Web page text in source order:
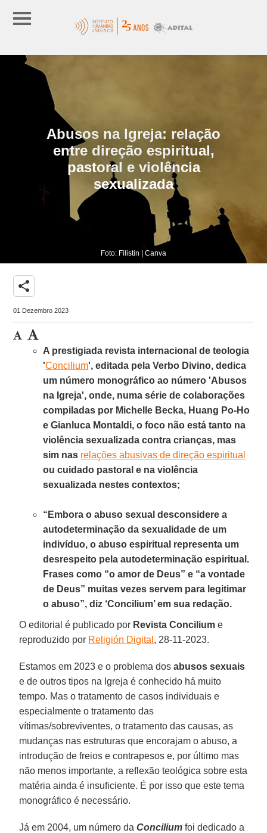
Abusos na Igreja: relação
entre direção espiritual,
pastoral e violência
sexualizada
Foto: Filistin | Canva
share
01 Dezembro 2023
A prestigiada revista internacional de teologia
'Concilium', editada pela Verbo Divino, dedica
um número monográfico ao número 'Abusos
na Igreja', onde, numa série de colaborações
compiladas por Michelle Becka, Huang Po-Ho
e Gianluca Montaldi, o foco não está tanto na
violência sexualizada contra crianças, mas
sim nas relações abusivas de direção espiritual
ou cuidado pastoral e na violência
sexualizada nestes contextos;
“Embora o abuso sexual desconsidere a
autodeterminação da sexualidade de um
indivíduo, o abuso espiritual representa um
desrespeito pela autodeterminação espiritual.
Frases como “o amor de Deus” e “a vontade
de Deus” muitas vezes servem para legitimar
o abuso”, diz ‘Concilium’ em sua redação.
O editorial é publicado por Revista Concilium e
reproduzido por Religión Digital , 28-11-2023.
Estamos em 2023 e o problema dosabusos sexuais
e de outros tipos na Igreja é conhecido há muito
tempo. Mas o tratamento de casos individuais e
especialmente o tratamento das
vítimas/sobreviventes, o tratamento das causas, as
mudanças nas estruturas que encorajam o abuso, a
introdução de freios e contrapesos e, por último mas
não menos importante, a reflexão teológica sobre esta
matéria ainda é insuficiente. É por isso que este tema
monográfico é necessário.
Já em 2004, um número daConcilium foi dedicado a